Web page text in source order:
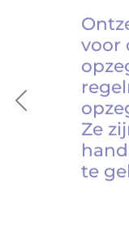
Previous
voor
Ze
te